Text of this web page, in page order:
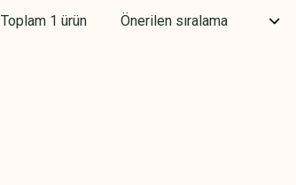
Toplam 1 ürün